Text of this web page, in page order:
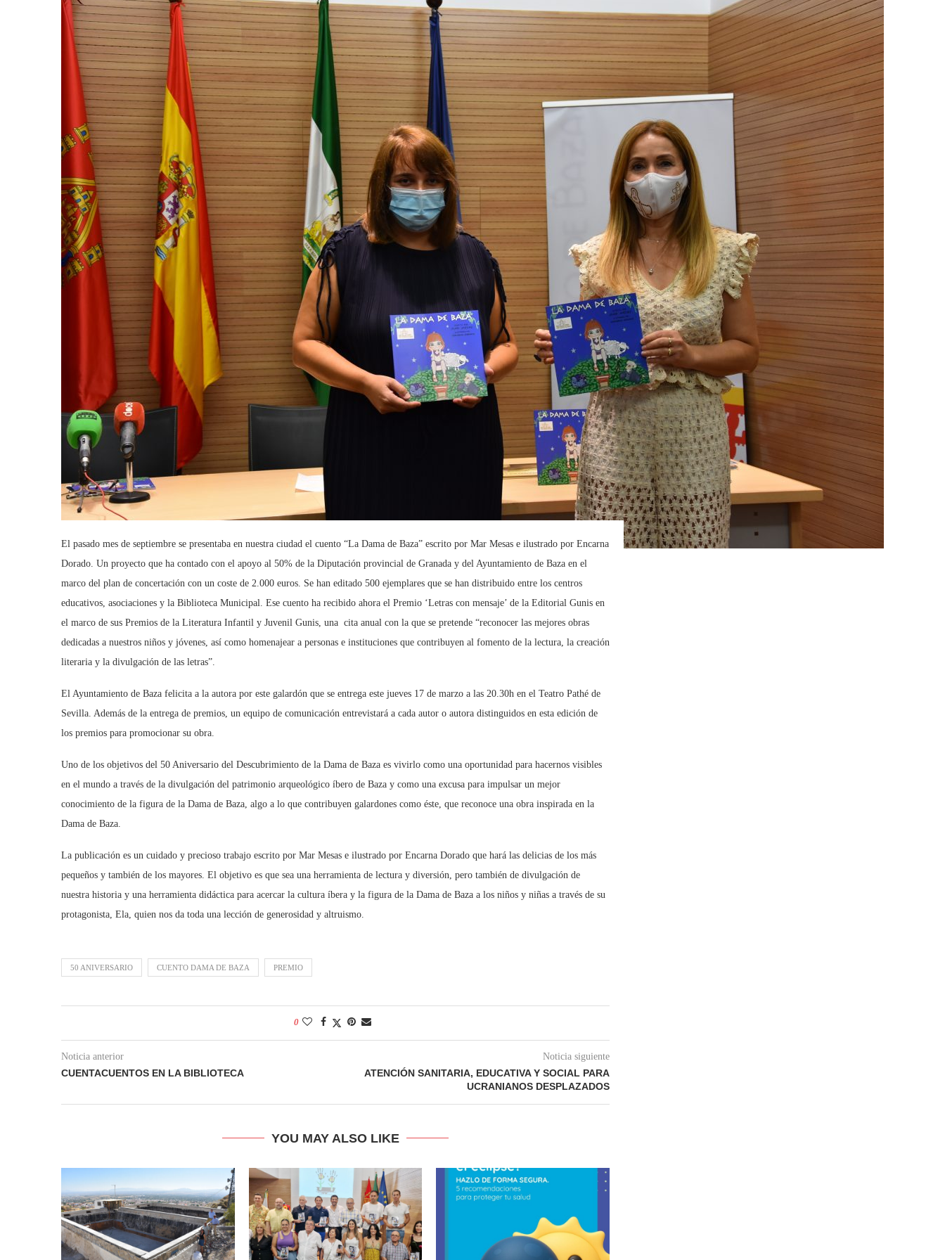
El pasado mes de septiembre se presentaba en nuestra ciudad el cuento “La Dama de Baza” escrito por Mar Mesas e ilustrado por Encarna
Dorado. Un proyecto que ha contado con el apoyo al 50% de la Diputación provincial de Granada y del Ayuntamiento de Baza en el
marco del plan de concertación con un coste de 2.000 euros. Se han editado 500 ejemplares que se han distribuido entre los centros
educativos, asociaciones y la Biblioteca Municipal. Ese cuento ha recibido ahora el Premio ‘Letras con mensaje’ de la Editorial Gunis en
el marco de sus Premios de la Literatura Infantil y Juvenil Gunis, una cita anual con la que se pretende “reconocer las mejores obras
dedicadas a nuestros niños y jóvenes, así como homenajear a personas e instituciones que contribuyen al fomento de la lectura, la creación
literaria y la divulgación de las letras”.
El Ayuntamiento de Baza felicita a la autora por este galardón que se entrega este jueves 17 de marzo a las 20.30h en el Teatro Pathé de
Sevilla. Además de la entrega de premios, un equipo de comunicación entrevistará a cada autor o autora distinguidos en esta edición de
los premios para promocionar su obra.
Uno de los objetivos del 50 Aniversario del Descubrimiento de la Dama de Baza es vivirlo como una oportunidad para hacernos visibles
en el mundo a través de la divulgación del patrimonio arqueológico íbero de Baza y como una excusa para impulsar un mejor
conocimiento de la figura de la Dama de Baza, algo a lo que contribuyen galardones como éste, que reconoce una obra inspirada en la
Dama de Baza.
La publicación es un cuidado y precioso trabajo escrito por Mar Mesas e ilustrado por Encarna Dorado que hará las delicias de los más
pequeños y también de los mayores. El objetivo es que sea una herramienta de lectura y diversión, pero también de divulgación de
nuestra historia y una herramienta didáctica para acercar la cultura íbera y la figura de la Dama de Baza a los niños y niñas a través de su
protagonista, Ela, quien nos da toda una lección de generosidad y altruismo.
50 ANIVERSARIO CUENTO DAMA DE BAZA PREMIO
0
Noticia anterior
CUENTACUENTOS EN LA BIBLIOTECA
Noticia siguiente
ATENCIÓN SANITARIA, EDUCATIVA Y SOCIAL PARA
UCRANIANOS DESPLAZADOS
YOU MAY ALSO LIKE